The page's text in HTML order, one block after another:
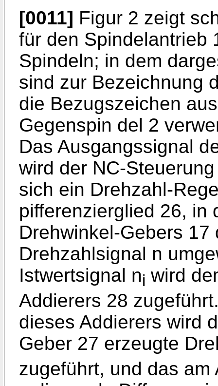
[0011] Figur 2 zeigt
für den Spindelantrieb
Spindeln; in dem
sind zur Bezeichnung
die Bezugszeichen
Gegenspin del 2
Das Ausgangssignal
wird der NC-
sich ein Drehzahl-
pifferenzierglied 26,
Drehwinkel-Gebers
Drehzahlsignal n
Istwertsignal ni wird
Addierers 28
dieses Addierers wird
Geber 27 erzeugte
zugeführt, und das